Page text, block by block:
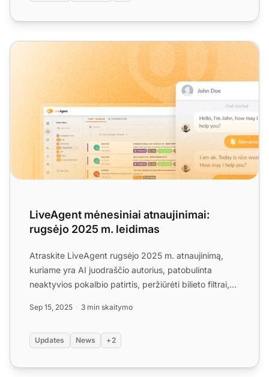
LiveAgent mėnesiniai atnaujinimai: rugsėjo 2025 m.
LiveAgent mėnesiniai atnaujinimai:
rugsėjo 2025 m. leidimas
Atraskite LiveAgent rugsėjo 2025 m. atnaujinimą,
kuriame yra AI juodraščio autorius, patobulinta
neaktyvios pokalbio patirtis, peržiūrėti bilieto filtrai,
Sep 15, 2025 3 min skaitymo
Updates News +2